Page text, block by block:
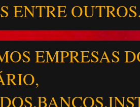
ENTRE
EMPRESAS